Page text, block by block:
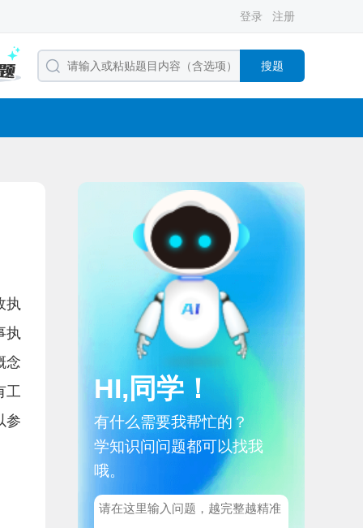
登录 注册
搜题
执
执
念
工
参
HI,同学！
有什么需要我帮忙的？
学知识问问题都可以找我
哦。